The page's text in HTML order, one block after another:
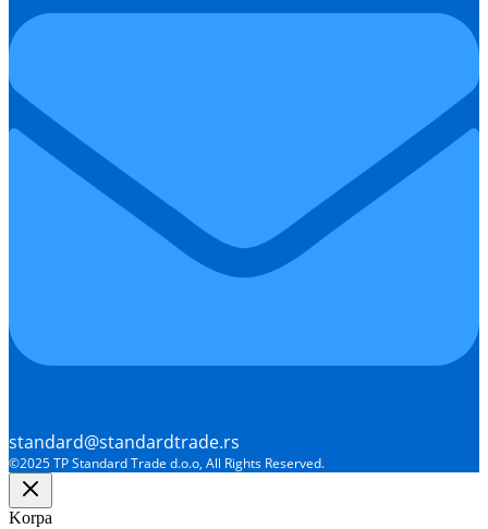
standard@standardtrade.rs
©2025 TP Standard Trade d.o.o, All Rights Reserved.
Korpa